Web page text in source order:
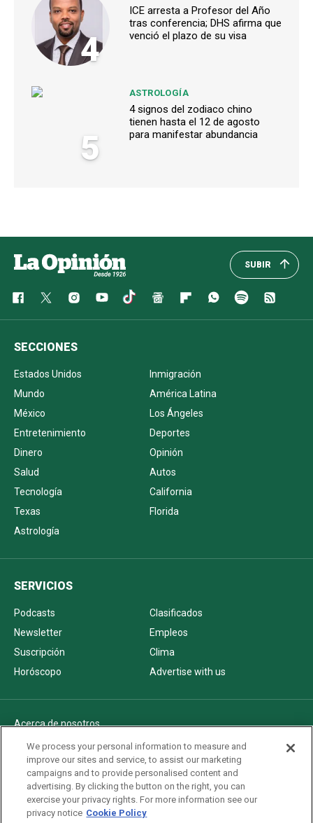
4
ICE arresta a Profesor del Año
tras conferencia; DHS afirma que
venció el plazo de su visa
5
ASTROLOGÍA
4 signos del zodiaco chino
tienen hasta el 12 de agosto
para manifestar abundancia
SUBIR
SECCIONES
Estados Unidos
Inmigración
Mundo
América Latina
México
Los Ángeles
Entretenimiento
Deportes
Dinero
Opinión
Salud
Autos
Tecnología
California
Texas
Florida
Astrología
SERVICIOS
Podcasts
Clasificados
Newsletter
Empleos
Suscripción
Clima
Horóscopo
Advertise with us
Acerca de nosotros
Politica de privacidad
Pautas Editoriales
AdChoices
Advertise with us
We process your personal information to measure and
improve our sites and service, to assist our marketing
campaigns and to provide personalised content and
advertising. By clicking the button on the right, you can
exercise your privacy rights. For more information see our
privacy notice Cookie Policy